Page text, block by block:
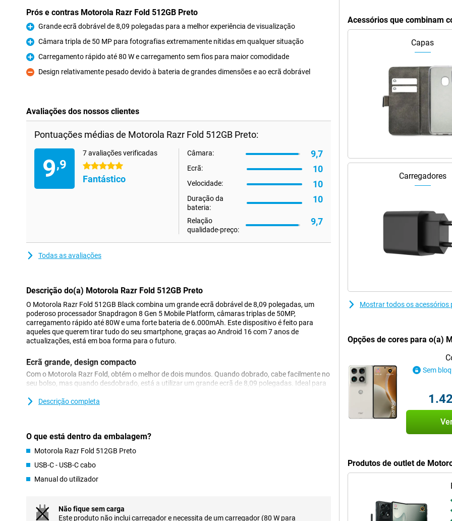
Prós e contras Motorola Razr Fold 512GB Preto
Prós
Grande ecrã dobrável de 8,09 polegadas para a melhor experiência de visualização
Prós
Câmara tripla de 50 MP para fotografias extremamente nítidas em qualquer situação
Prós
Carregamento rápido até 80 W e carregamento sem fios para maior comodidade
Contras
Design relativamente pesado devido à bateria de grandes dimensões e ao ecrã dobrável
Avaliações dos nossos clientes
Pontuações médias de Motorola Razr Fold 512GB Preto:
9,9
7 avaliações verificadas
5 estrelas
Fantástico
Câmara: 9,7
Ecrã: 10
Velocidade: 10
Duração da
bateria:
10
Relação
qualidade-preço:
9,7
Todas as avaliações
Descrição do(a) Motorola Razr Fold 512GB Preto
O Motorola Razr Fold 512GB Black combina um grande ecrã dobrável de 8,09 polegadas, um
poderoso processador Snapdragon 8 Gen 5 Mobile Platform, câmaras triplas de 50MP,
carregamento rápido até 80W e uma forte bateria de 6.000mAh. Este dispositivo é feito para
aqueles que querem tirar tudo do seu smartphone, graças ao Android 16 com 7 anos de
actualizações, está em boa forma para o futuro.
Ecrã grande, design compacto
Com o Motorola Razr Fold, obtém o melhor de dois mundos. Quando dobrado, cabe facilmente no
seu bolso, mas quando desdobrado, está a utilizar um grande ecrã de 8,09 polegadas. Ideal para
luxuoso. A construção robusta e a utilização de materiais de alta qualidade asseguram que o seu
Dois ecrãs
ecrã tem uma elevada taxa de atualização de até 165 Hz, fazendo com que tudo seja suave e
rápido. Pode verificar rapidamente as notificações ou responder a mensagens sem abrir o
proporciona uma experiência flexível que se adapta perfeitamente ao seu ritmo diário.
Sob o capô do Motorola Razr Fold, encontra-se o processador Snapdragon 8 Gen 5 Mobile
Descrição completa
O que está dentro da embalagem?
Motorola Razr Fold 512GB Preto
USB-C - USB-C cabo
Manual do utilizador
Não fique sem carga
Este produto não inclui carregador e necessita de um carregador (80 W para
Acessórios que combinam
Capas
Carregadores
Mostrar todos os acessórios
Opções de cores para o(a)
Sem
Produtos de outlet de